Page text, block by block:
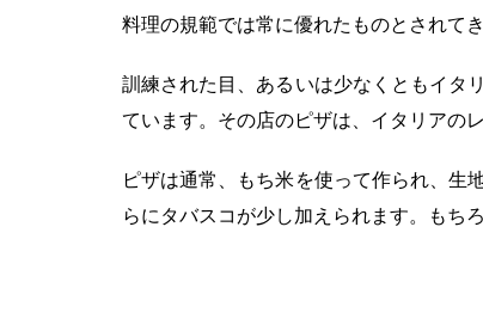
料理の規範では常に優れたものとされて
訓練された目、あるいは少なくともイタ
ています。その店のピザは、イタリアの
ピザは通常、もち米を使って作られ、生
らにタバスコが少し加えられます。もち